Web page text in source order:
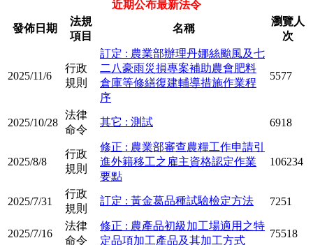
近期公布最新法令
發佈日期
法規
項目
名稱
瀏覽人
次
2025/11/6
行政
規則
訂定 : 農業部辦理丹娜絲颱風及七
二八豪雨災損專案補助農會肥料
倉庫等修繕復建輔導措施作業程
序
5577
2025/10/28
法律
命令
其它 : 測試 6918
2025/8/8
行政
規則
修正 : 農業部審查農糧工作申請引
進外籍移工之雇主資格認定作業
要點
106234
2025/7/31
行政
規則
訂定 : 黃金葛品種試驗檢定方法 7251
2025/7/16
法律
命令
修正 : 農產品初級加工場適用之特
定品項加工產品及其加工方式
75518